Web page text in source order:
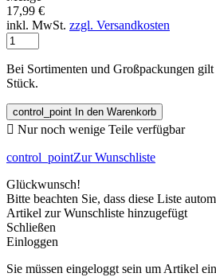
17,99 €
inkl. MwSt. zzgl. Versandkosten
Bei Sortimenten und Großpackungen gilt
Stück.
control_point In den Warenkorb
 Nur noch wenige Teile verfügbar
control_pointZur Wunschliste
Glückwunsch!
Bitte beachten Sie, dass diese Liste
Artikel zur Wunschliste hinzugefügt
Schließen
Einloggen
Sie müssen eingeloggt sein um Artikel